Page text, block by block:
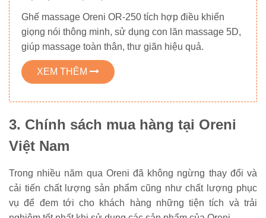
Ghế massage Oreni OR-250 tích hợp điều khiển
giọng nói thông minh, sử dụng con lăn massage 5D,
giúp massage toàn thân, thư giãn hiệu quả.
XEM THÊM
3. Chính sách mua hàng tại Oreni
Việt Nam
Trong nhiều năm qua Oreni đã không ngừng thay đổi và
cải tiến chất lượng sản phẩm cũng như chất lượng phục
vụ để đem tới cho khách hàng những tiện tích và trải